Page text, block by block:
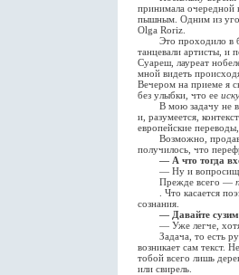
принимала очередной
пышным. Одним из
Olga Roriz.
Это проходило в
танцевали артисты, и
Суареш, лауреат
мной видеть
Вечером на приеме я
без улыбки, что ее
В мою задачу не
и, разумеется,
европейские
Возможно,
получилось, что
— А что тогда
— Ну и вопросище,
Прежде всего —
. Что касается
сознания.
— Давайте сузим
— Уже легче, хотя
Задача, то есть
возникает сам текст.
тобой всего лишь
или свирель.